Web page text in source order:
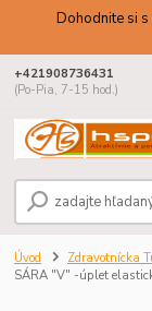
Dohodnite si
+421908736431
(Po-Pia, 7-15 hod.)
Úvod Zdravotnícka
SÁRA "V" -úplet